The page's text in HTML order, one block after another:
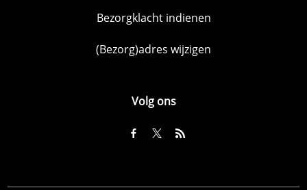
Bezorgklacht indienen
(Bezorg)adres wijzigen
Volg ons